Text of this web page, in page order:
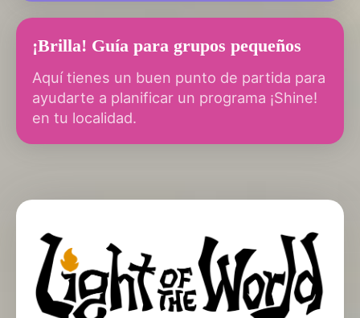
¡Brilla! Guía para grupos pequeños
Aquí tienes un buen punto de partida para
ayudarte a planificar un programa ¡Shine!
en tu localidad.